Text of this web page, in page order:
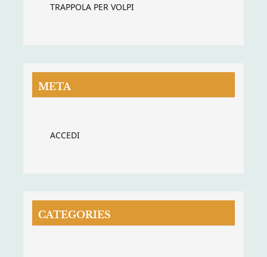
TRAPPOLA PER VOLPI
META
ACCEDI
CATEGORIES